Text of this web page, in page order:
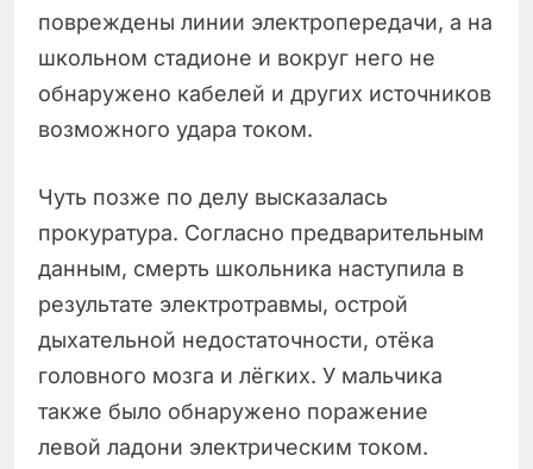
повреждены линии электропередачи, а на
школьном стадионе и вокруг него не
обнаружено кабелей и других источников
возможного удара током.
Чуть позже по делу высказалась
прокуратура. Согласно предварительным
данным, смерть школьника наступила в
результате электротравмы, острой
дыхательной недостаточности, отёка
головного мозга и лёгких. У мальчика
также было обнаружено поражение
левой ладони электрическим током.